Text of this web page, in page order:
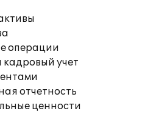
операции
кадровый учет
отчетность
ценности